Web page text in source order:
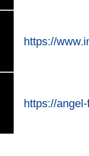
https://
https://